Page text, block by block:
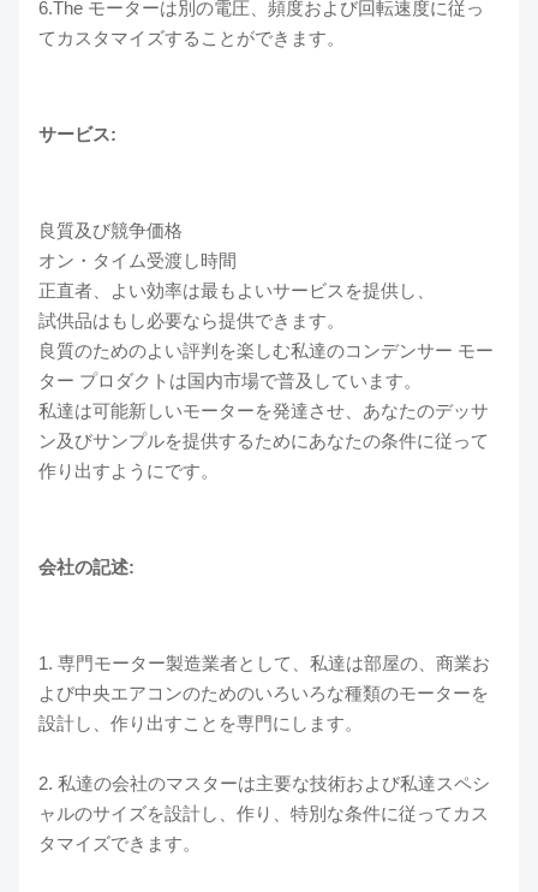
6.The モーターは別の電圧、頻度および回転速度に従っ
てカスタマイズすることができます。
サービス:
良質及び競争価格
オン・タイム受渡し時間
正直者、よい効率は最もよいサービスを提供し、
試供品はもし必要なら提供できます。
良質のためのよい評判を楽しむ私達のコンデンサー モー
ター プロダクトは国内市場で普及しています。
私達は可能新しいモーターを発達させ、あなたのデッサ
ン及びサンプルを提供するためにあなたの条件に従って
作り出すようにです。
会社の記述:
1. 専門モーター製造業者として、私達は部屋の、商業お
よび中央エアコンのためのいろいろな種類のモーターを
設計し、作り出すことを専門にします。
2. 私達の会社のマスターは主要な技術および私達スペシ
ャルのサイズを設計し、作り、特別な条件に従ってカス
タマイズできます。